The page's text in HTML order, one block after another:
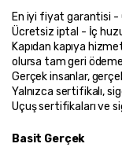
En iyi fiyat garantisi
Ücretsiz iptal - İç
Kapıdan kapıya
olursa tam geri
Gerçek insanlar,
Yalnızca sertifikalı,
Uçuş sertifikaları ve
Basit Gerçek